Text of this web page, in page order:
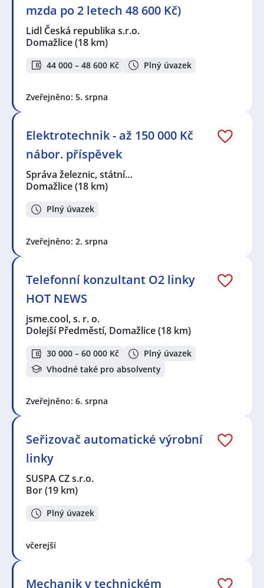
mzda po 2 letech 48 600 Kč)
Lidl Česká republika s.r.o.
Domažlice(18 km)
44 000 – 48 600 Kč Plný úvazek
Zveřejněno: 5. srpna
Elektrotechnik - až 150 000 Kč
nábor. příspěvek
Správa železnic, státní…
Domažlice(18 km)
Plný úvazek
Zveřejněno: 2. srpna
Telefonní konzultant O2 linky
HOT NEWS
jsme.cool, s. r. o.
Dolejší Předměstí, Domažlice(18 km)
30 000 – 60 000 Kč
Plný úvazek
Vhodné také pro absolventy
Zveřejněno: 6. srpna
Seřizovač automatické výrobní
linky
SUSPA CZ s.r.o.
Bor(19 km)
Plný úvazek
včerejší
Mechanik v technickém